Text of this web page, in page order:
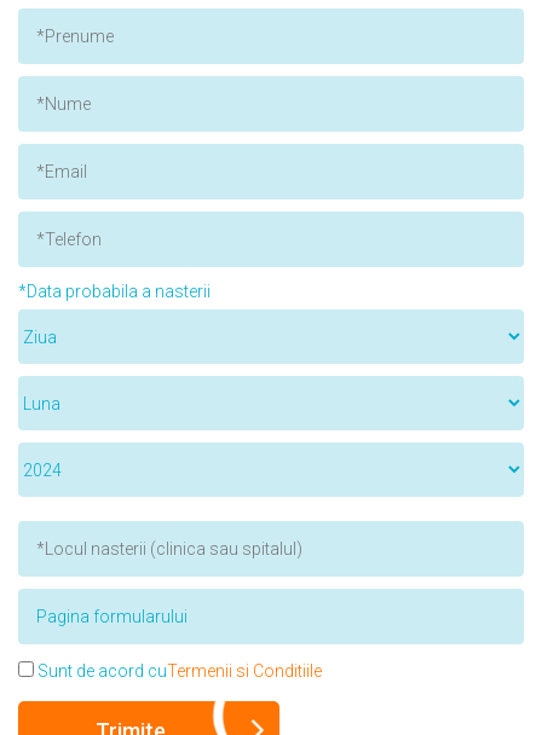
*Data probabila a nasterii
Sunt de acord cuTermenii si Conditiile